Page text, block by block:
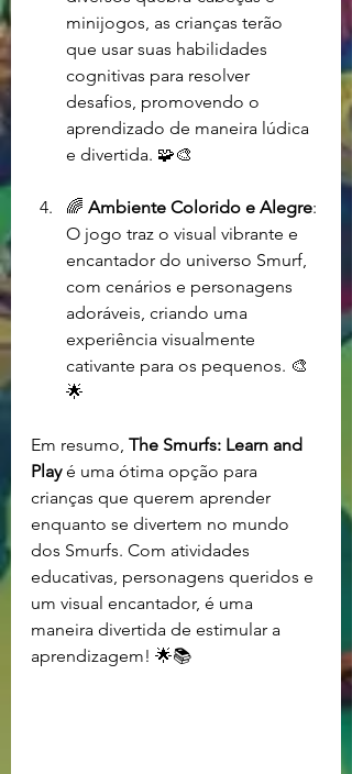
minijogos, as crianças terão
que usar suas habilidades
cognitivas para resolver
desafios, promovendo o
aprendizado de maneira lúdica
e divertida. 🧩🎨
🌈 Ambiente Colorido e Alegre:
O jogo traz o visual vibrante e
encantador do universo Smurf,
com cenários e personagens
adoráveis, criando uma
experiência visualmente
cativante para os pequenos. 🎨
🌟
Em resumo, The Smurfs: Learn and
Play é uma ótima opção para
crianças que querem aprender
enquanto se divertem no mundo
dos Smurfs. Com atividades
educativas, personagens queridos e
um visual encantador, é uma
maneira divertida de estimular a
aprendizagem! 🌟📚